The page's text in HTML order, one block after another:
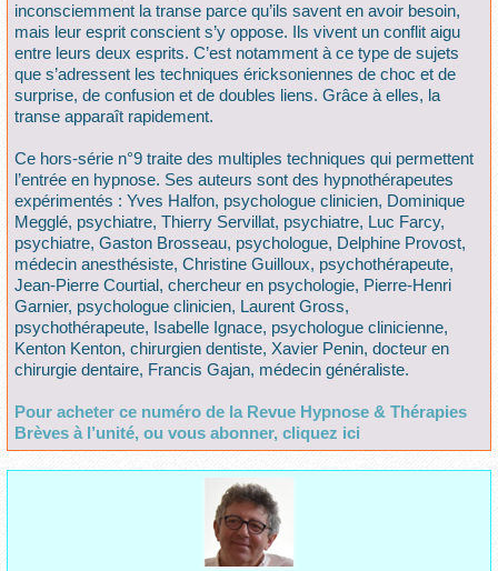
inconsciemment la transe parce qu’ils savent en avoir besoin,
mais leur esprit conscient s’y oppose. Ils vivent un conflit aigu
entre leurs deux esprits. C’est notamment à ce type de sujets
que s’adressent les techniques éricksoniennes de choc et de
surprise, de confusion et de doubles liens. Grâce à elles, la
transe apparaît rapidement.
Ce hors-série n°9 traite des multiples techniques qui permettent
l’entrée en hypnose. Ses auteurs sont des hypnothérapeutes
expérimentés : Yves Halfon, psychologue clinicien, Dominique
Megglé, psychiatre, Thierry Servillat, psychiatre, Luc Farcy,
psychiatre, Gaston Brosseau, psychologue, Delphine Provost,
médecin anesthésiste, Christine Guilloux, psychothérapeute,
Jean-Pierre Courtial, chercheur en psychologie, Pierre-Henri
Garnier, psychologue clinicien, Laurent Gross,
psychothérapeute, Isabelle Ignace, psychologue clinicienne,
Kenton Kenton, chirurgien dentiste, Xavier Penin, docteur en
chirurgie dentaire, Francis Gajan, médecin généraliste.
Pour acheter ce numéro de la Revue Hypnose & Thérapies
Brèves à l’unité, ou vous abonner, cliquez ici